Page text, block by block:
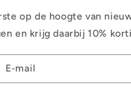
op de hoogte van
en krijg daarbij 10%
E‑mail